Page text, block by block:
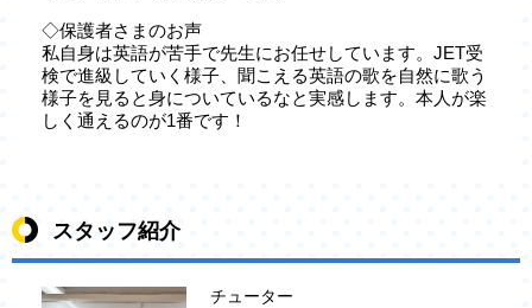
◇保護者さまのお声
私自身は英語が苦手で先生にお任せしています。JET受
検で進級していく様子、聞こえる英語の歌を自然に歌う
様子を見ると身についているなと実感します。本人が楽
しく通えるのが1番です！
スタッフ紹介
チューター